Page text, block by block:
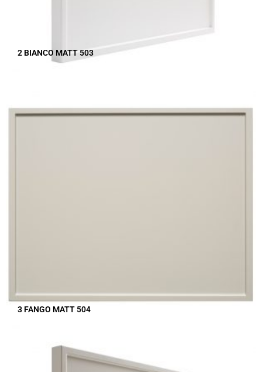
2 BIANCO MATT 503
3 FANGO MATT 504